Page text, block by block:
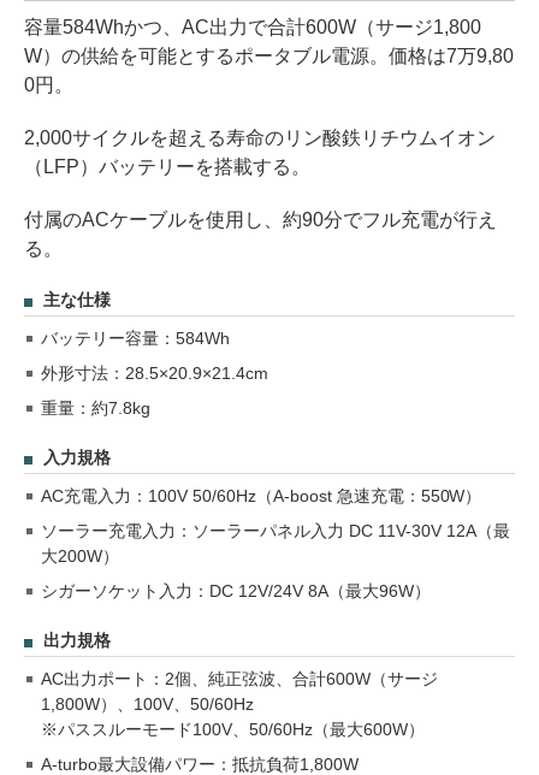
容量584Whかつ、AC出力で合計600W（サージ1,800
W）の供給を可能とするポータブル電源。価格は7万9,80
0円。
2,000サイクルを超える寿命のリン酸鉄リチウムイオン
（LFP）バッテリーを搭載する。
付属のACケーブルを使用し、約90分でフル充電が行え
る。
主な仕様
バッテリー容量：584Wh
外形寸法：28.5×20.9×21.4cm
重量：約7.8kg
入力規格
AC充電入力：100V 50/60Hz（A-boost 急速充電：550W）
ソーラー充電入力：ソーラーパネル入力 DC 11V-30V 12A（最
大200W）
シガーソケット入力：DC 12V/24V 8A（最大96W）
出力規格
AC出力ポート：2個、純正弦波、合計600W（サージ
1,800W）、100V、50/60Hz
※パススルーモード100V、50/60Hz（最大600W）
A-turbo最大設備パワー：抵抗負荷1,800W